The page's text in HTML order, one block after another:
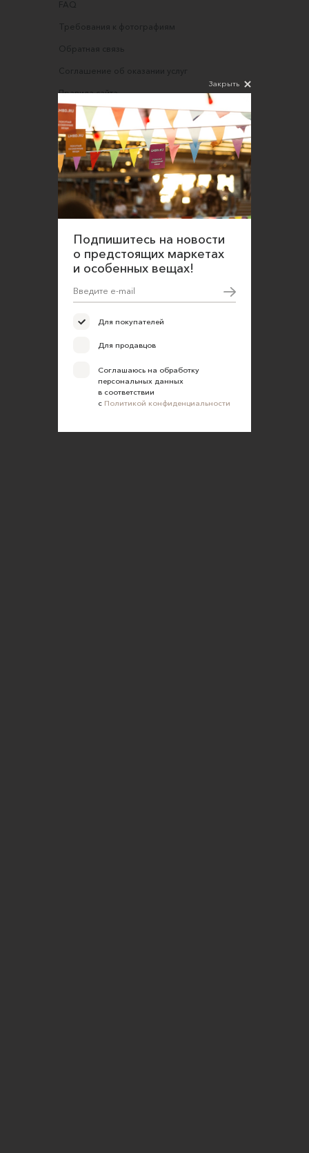
FAQ
Требования к фотографиям
Обратная связь
Соглашение об оказании услуг
Правила сайта
Оферта для продавцов
Оферта для покупателей
Политика конфиденциальности
Согласие на обработку персональных данных
Закрыть
Подпишитесь на новости
о предстоящих маркетах
и особенных вещах!
Для покупателей
Для продавцов
Соглашаюсь на обработку
персональных данных
в соответствии
с Политикой конфиденциальности